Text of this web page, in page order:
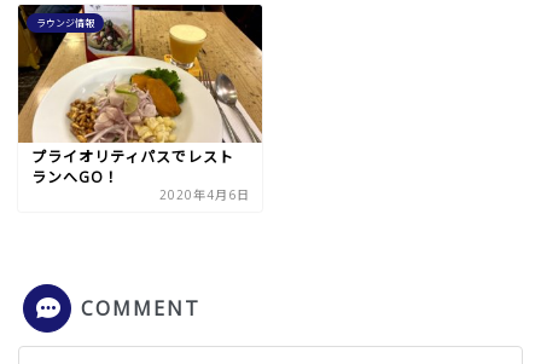
ラウンジ情報
プライオリティパスでレスト
ランへGO！
2020年4月6日
COMMENT